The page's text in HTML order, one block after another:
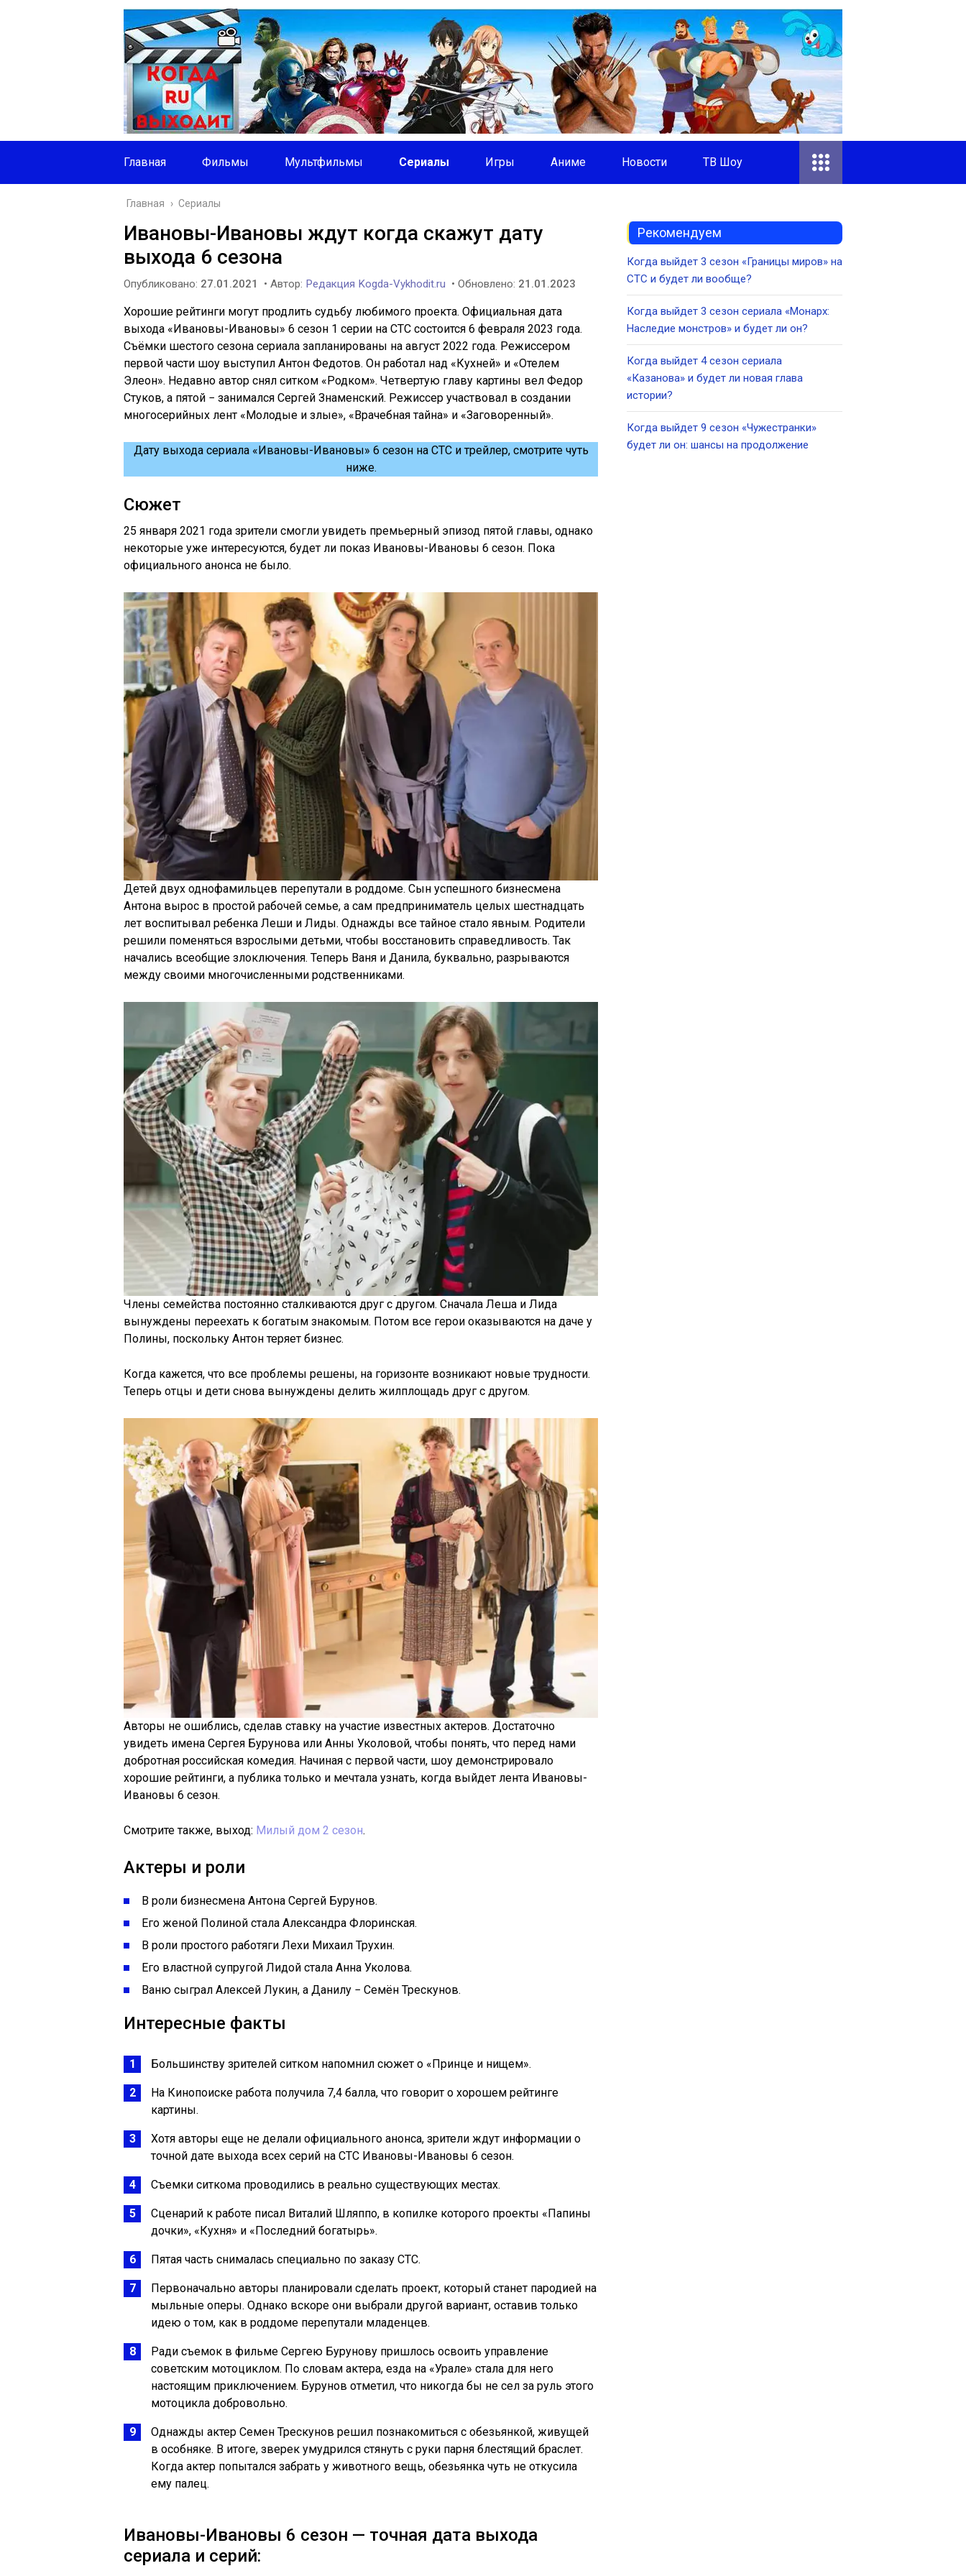
Главная Фильмы Мультфильмы Сериалы Игры Аниме Новости ТВ Шоу
Главная › Сериалы
Ивановы-Ивановы ждут когда скажут дату
выхода 6 сезона
Опубликовано: 27.01.2021 • Автор: Редакция Kogda-Vykhodit.ru • Обновлено: 21.01.2023
Хорошие рейтинги могут продлить судьбу любимого проекта. Официальная дата
выхода «Ивановы-Ивановы» 6 сезон 1 серии на СТС состоится 6 февраля 2023 года.
Съёмки шестого сезона сериала запланированы на август 2022 года. Режиссером
первой части шоу выступил Антон Федотов. Он работал над «Кухней» и «Отелем
Элеон». Недавно автор снял ситком «Родком». Четвертую главу картины вел Федор
Стуков, а пятой − занимался Сергей Знаменский. Режиссер участвовал в создании
многосерийных лент «Молодые и злые», «Врачебная тайна» и «Заговоренный».
Дату выхода сериала «Ивановы-Ивановы» 6 сезон на СТС и трейлер, смотрите чуть
ниже.
Сюжет
25 января 2021 года зрители смогли увидеть премьерный эпизод пятой главы, однако
некоторые уже интересуются, будет ли показ Ивановы-Ивановы 6 сезон. Пока
официального анонса не было.
Детей двух однофамильцев перепутали в роддоме. Сын успешного бизнесмена
Антона вырос в простой рабочей семье, а сам предприниматель целых шестнадцать
лет воспитывал ребенка Леши и Лиды. Однажды все тайное стало явным. Родители
решили поменяться взрослыми детьми, чтобы восстановить справедливость. Так
начались всеобщие злоключения. Теперь Ваня и Данила, буквально, разрываются
между своими многочисленными родственниками.
Члены семейства постоянно сталкиваются друг с другом. Сначала Леша и Лида
вынуждены переехать к богатым знакомым. Потом все герои оказываются на даче у
Полины, поскольку Антон теряет бизнес.
Когда кажется, что все проблемы решены, на горизонте возникают новые трудности.
Теперь отцы и дети снова вынуждены делить жилплощадь друг с другом.
Авторы не ошиблись, сделав ставку на участие известных актеров. Достаточно
увидеть имена Сергея Бурунова или Анны Уколовой, чтобы понять, что перед нами
добротная российская комедия. Начиная с первой части, шоу демонстрировало
хорошие рейтинги, а публика только и мечтала узнать, когда выйдет лента Ивановы-
Ивановы 6 сезон.
Смотрите также, выход: Милый дом 2 сезон.
Актеры и роли
В роли бизнесмена Антона Сергей Бурунов.
Его женой Полиной стала Александра Флоринская.
В роли простого работяги Лехи Михаил Трухин.
Его властной супругой Лидой стала Анна Уколова.
Ваню сыграл Алексей Лукин, а Данилу − Семён Трескунов.
Интересные факты
Большинству зрителей ситком напомнил сюжет о «Принце и нищем».
На Кинопоиске работа получила 7,4 балла, что говорит о хорошем рейтинге
картины.
Хотя авторы еще не делали официального анонса, зрители ждут информации о
точной дате выхода всех серий на СТС Ивановы-Ивановы 6 сезон.
Съемки ситкома проводились в реально существующих местах.
Сценарий к работе писал Виталий Шляппо, в копилке которого проекты «Папины
дочки», «Кухня» и «Последний богатырь».
Пятая часть снималась специально по заказу СТС.
Первоначально авторы планировали сделать проект, который станет пародией на
мыльные оперы. Однако вскоре они выбрали другой вариант, оставив только
идею о том, как в роддоме перепутали младенцев.
Ради съемок в фильме Сергею Бурунову пришлось освоить управление
советским мотоциклом. По словам актера, езда на «Урале» стала для него
настоящим приключением. Бурунов отметил, что никогда бы не сел за руль этого
мотоцикла добровольно.
Однажды актер Семен Трескунов решил познакомиться с обезьянкой, живущей
в особняке. В итоге, зверек умудрился стянуть с руки парня блестящий браслет.
Когда актер попытался забрать у животного вещь, обезьянка чуть не откусила
ему палец.
Ивановы-Ивановы 6 сезон — точная дата выхода
сериала и серий:
Рекомендуем
Когда выйдет 3 сезон «Границы миров» на
СТС и будет ли вообще?
Когда выйдет 3 сезон сериала «Монарх:
Наследие монстров» и будет ли он?
Когда выйдет 4 сезон сериала
«Казанова» и будет ли новая глава
истории?
Когда выйдет 9 сезон «Чужестранки»
будет ли он: шансы на продолжение